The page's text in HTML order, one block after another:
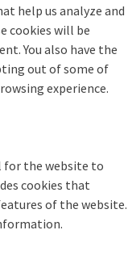
help us analyze and
cookies will be
You also have the
out of some of
experience.
for the website to
cookies that
of the website.